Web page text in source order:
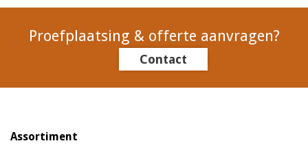
Proefplaatsing & offerte aanvragen?
Contact
Assortiment